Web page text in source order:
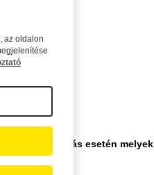
jóváírás esetén melyek
az oldalon